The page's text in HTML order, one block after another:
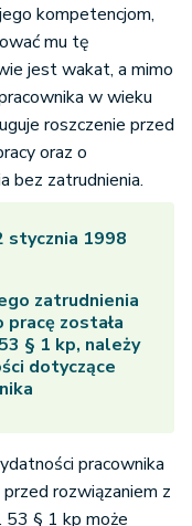
kompetencjom,
mu tę
jest wakat, a mimo
w wieku
roszczenie przed
oraz o
bez zatrudnienia.
stycznia 1998
zatrudnienia
została
§ 1 kp, należy
dotyczące
pracownika
rozwiązaniem z
53 § 1 kp może